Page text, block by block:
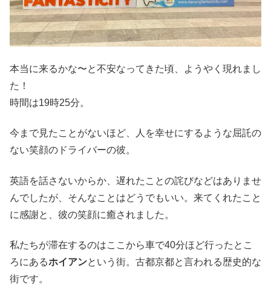
本当に来るかな〜と不安なってきた頃、ようやく現れまし
た！
時間は19時25分。
今まで見たことがないほど、人を幸せにするような屈託の
ない笑顔のドライバーの彼。
英語を話さないからか、遅れたことの詫びなどはありませ
んでしたが、そんなことはどうでもいい。来てくれたこと
に感謝と、彼の笑顔に癒されました。
私たちが滞在するのはここから車で40分ほど行ったとこ
ろにあるホイアンという街。古都京都と言われる歴史的な
街です。